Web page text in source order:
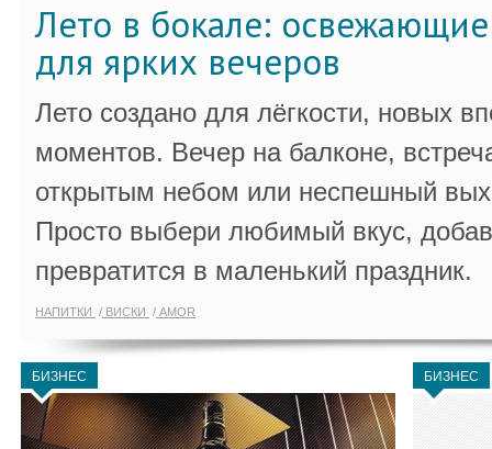
Лето в бокале:
для ярких вечеров
Лето создано для лёгкости, новых
моментов. Вечер на балконе,
открытым небом или неспешный
Просто выбери любимый вкус,
превратится в маленький праздник.
НАПИТКИ ВИСКИ AMOR
БИЗНЕС БИЗНЕС